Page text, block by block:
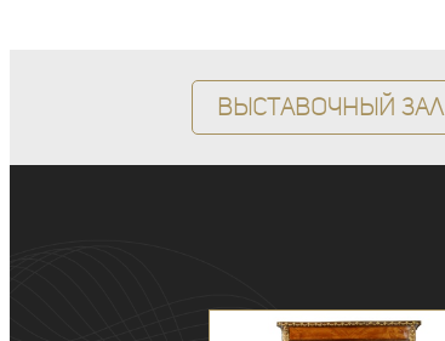
Выставочный зал